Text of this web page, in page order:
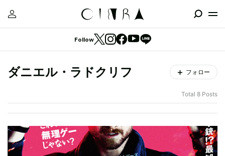
Follow
ダニエル・ラドクリフ フォロー
Total 8 Posts